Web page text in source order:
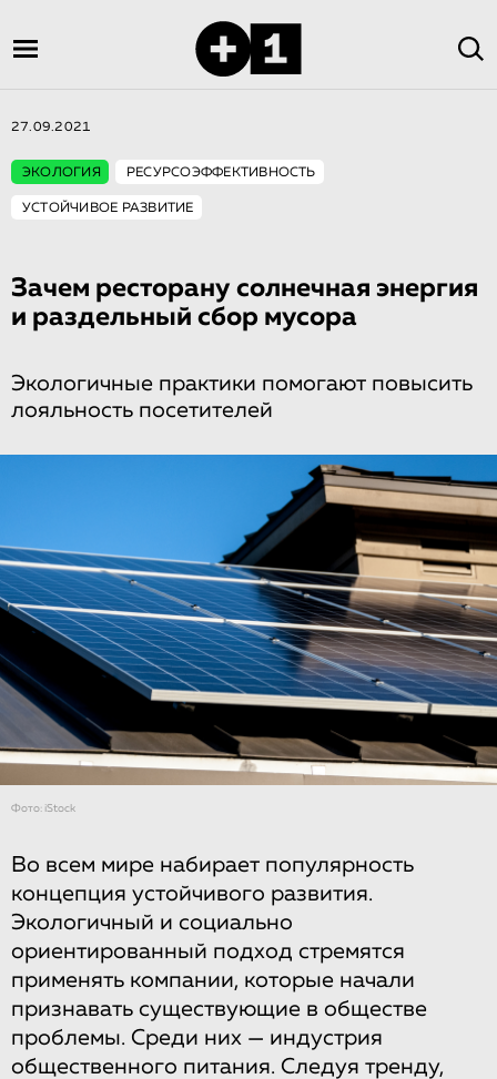
27.09.2021
ЭКОЛОГИЯ РЕСУРСОЭФФЕКТИВНОСТЬ
УСТОЙЧИВОЕ РАЗВИТИЕ
Зачем ресторану солнечная энергия
и раздельный сбор мусора
Экологичные практики помогают повысить
лояльность посетителей
Фото: iStock
Во всем мире набирает популярность
концепция устойчивого развития.
Экологичный и социально
ориентированный подход стремятся
применять компании, которые начали
признавать существующие в обществе
проблемы. Среди них — индустрия
общественного питания. Следуя тренду,